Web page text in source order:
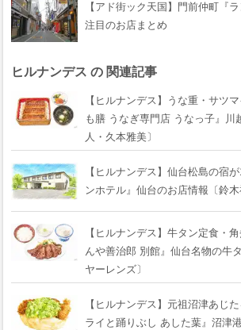
【アド街ック天国】門前仲町『
注目のお店まとめ
ヒルナンデス の 関連記事
【ヒルナンデス】うな重・サツ
も膳 うなぎ専門店 うなっ子』川
人・久本雅美〕
【ヒルナンデス】仙台松島の宿
ンホテル』仙台のお店情報〔鈴木
【ヒルナンデス】牛タン定食・
んや善治郎 別館』仙台名物の牛
ヤーレンズ〕
【ヒルナンデス】元祖沼津あじ
ライと踊りぶし あした葉』沼津